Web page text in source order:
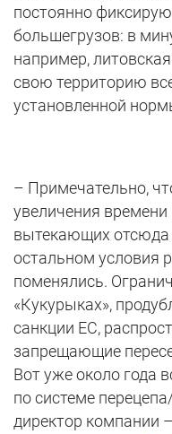
постоянно
большегрузов: в
например,
свою территорию
установленной
– Примечательно,
увеличения времени
вытекающих отсюда
остальном условия
поменялись.
«Кукурыках»,
санкции ЕС,
запрещающие
Вот уже около года
по системе
директор компании